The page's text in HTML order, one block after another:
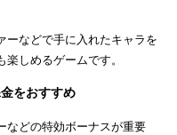
ーなどで手に入れたキャラを
しめるゲームです。
をおすすめ
などの特効ボーナスが重要